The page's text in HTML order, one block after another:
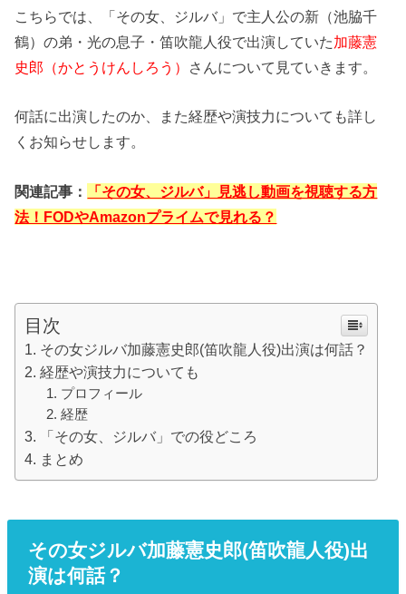
こちらでは、「その女、ジルバ」で主人公の新（池脇千
鶴）の弟・光の息子・笛吹龍人役で出演していた加藤憲
史郎（かとうけんしろう） さんについて見ていきます。
何話に出演したのか、また経歴や演技力についても詳し
くお知らせします。
関連記事：
「その女、ジルバ」見逃し動画を視聴する方
法！FODやAmazonプライムで見れる？
目次
その女ジルバ加藤憲史郎(笛吹龍人役)出演は何話？
経歴や演技力についても
プロフィール
経歴
「その女、ジルバ」での役どころ
まとめ
その女ジルバ加藤憲史郎(笛吹龍人役)出
演は何話？